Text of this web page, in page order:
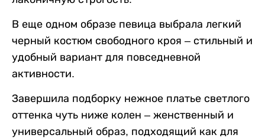
В еще одном образе певица выбрала легкий
черный костюм свободного кроя – стильный и
удобный вариант для повседневной
активности.
Завершила подборку нежное платье светлого
оттенка чуть ниже колен – женственный и
универсальный образ, подходящий как для